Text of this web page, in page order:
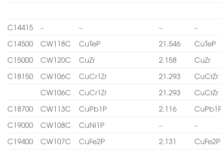
C14415 – – –
–
C14500
CW118C CuTeP 21.546
CuTeP
C15000
CW120C CuZr 2.158
CuZr
C18150
CW106C CuCr1Zr 21.293
CuCrZr
CW106C
CuCr1Zr 21.293
CuCrZr
C18700
CW113C CuPb1P 2.116
C19000
CW108C CuNi1P –
–
C19400
CW107C CuFe2P 2.131 CuFe2P